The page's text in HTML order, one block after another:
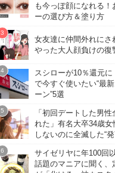
も今っぽ顔になれる！
ーの選び方＆塗り方
女友達に仲間外れにさ
やった大人顔負けの復
スシローが10％還元に
で今すぐ使いたい“最
ーン”5選
「初回デートした男
れた」有名大卒34歳
しないのに全滅した“
サイゼリヤに年100回
話題のマニアに聞く、